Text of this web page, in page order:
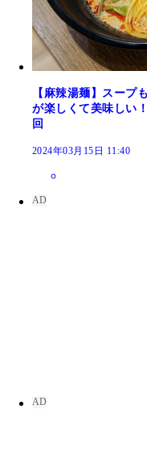
【麻辣湯麺】スープ
が楽しくて美味しい
回
2024年03月15日 11:40